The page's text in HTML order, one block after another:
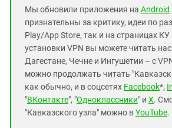
Мы обновили приложения на Android
признательны за критику, идеи по
Play/App Store, так и на страницах КУ
установки VPN вы можете читать
Дагестане, Чечне и Ингушетии – с
можно продолжать читать
как обычно, и в соцсетях Facebook*,
"ВКонтакте", "Одноклассники" и X.
"Кавказского узла" можно вYouTube.